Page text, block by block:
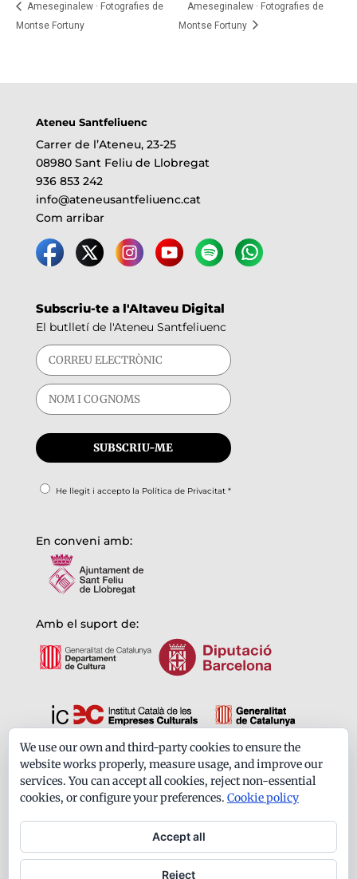
Ameseginalew · Fotografies de
Montse Fortuny
Ameseginalew · Fotografies de
Montse Fortuny
Ateneu Santfeliuenc
Carrer de l’Ateneu, 23-25
08980 Sant Feliu de Llobregat
936 853 242
info@ateneusantfeliuenc.cat
Com arribar
Subscriu-te a l'Altaveu Digital
El butlletí de l'Ateneu Santfeliuenc
He llegit i accepto la Política de Privacitat*
En conveni amb:
Amb el suport de:
Formem part de:
We use our own and third-party cookies to ensure the
website works properly, measure usage, and improve our
services. You can accept all cookies, reject non-essential
cookies, or configure your preferences. Cookie policy
Accept all
Reject